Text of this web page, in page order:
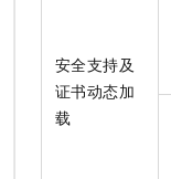
安全支持及
证书动态加
载